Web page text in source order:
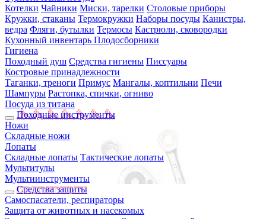
Котелки Чайники Миски, тарелки Столовые приборы
Кружки, стаканы Термокружки Наборы посуды Канистры,
ведра Фляги, бутылки Термосы Кастрюли, сковородки
Кухонный инвентарь Плодосборники
Гигиена
Походный душ Средства гигиены Писсуары
Костровые принадлежности
Таганки, треноги Примус Мангалы, коптильни Печи
Шампуры Растопка, спички, огниво
Посуда из титана
Походные инструменты
Ножи
Складные ножи
Лопаты
Складные лопаты Тактические лопаты
Мультитулы
Мультиинструменты
Средства защиты
Самоспасатели, респираторы
Защита от животных и насекомых